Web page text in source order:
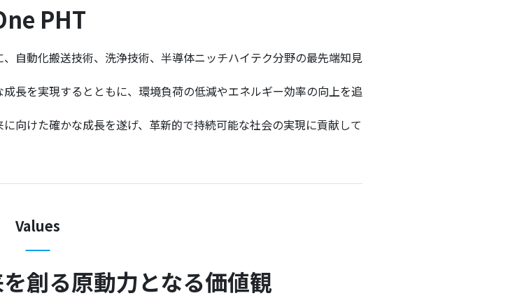
PHT
自動化搬送技術、洗浄技術、半導体ニッチハイテク分野の最先端知見
長を実現するとともに、環境負荷の低減やエネルギー効率の向上を追
向けた確かな成長を遂げ、革新的で持続可能な社会の実現に貢献して
Values
創る原動力となる価値観